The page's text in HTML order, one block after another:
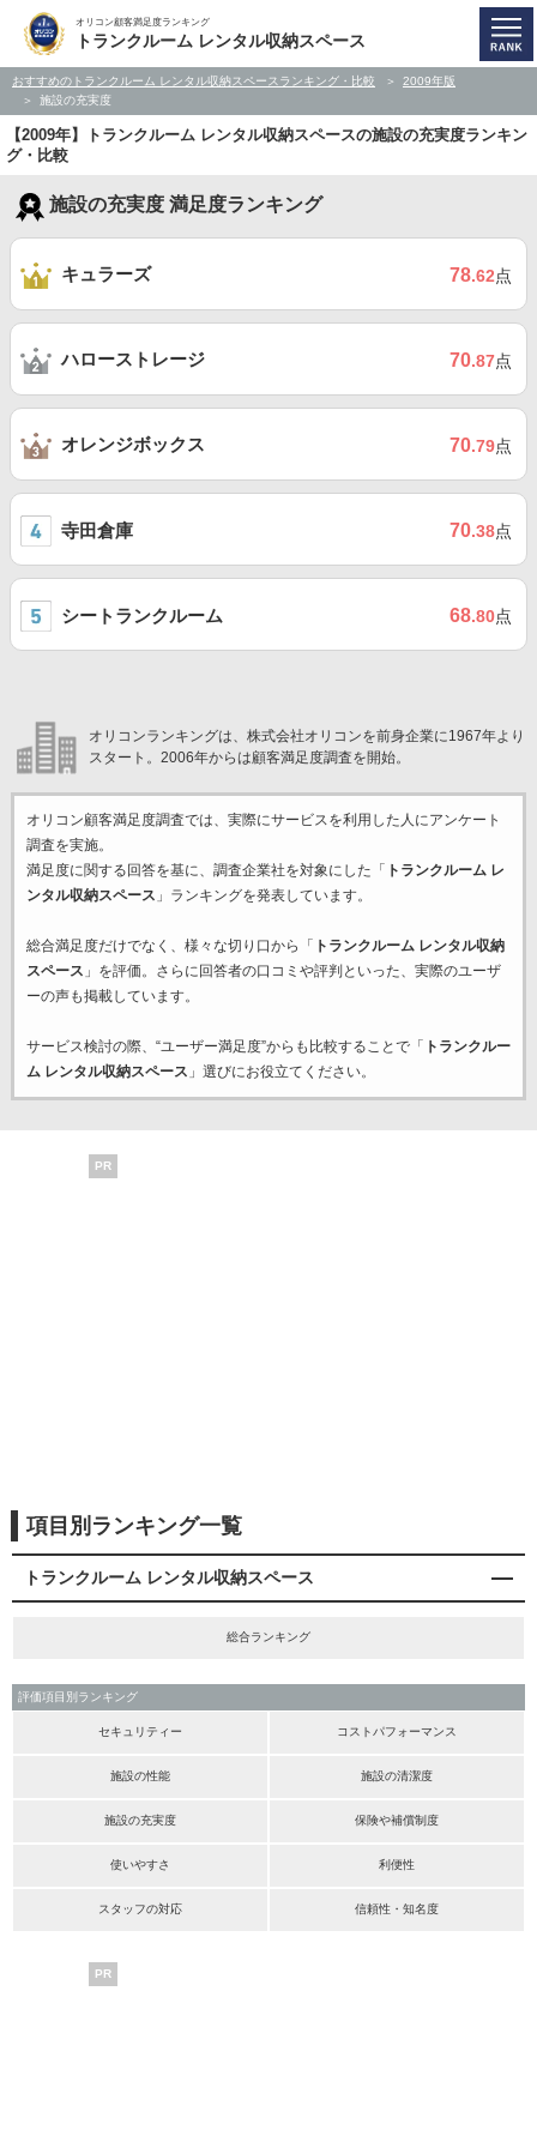
オリコン顧客満足度ランキング
トランクルーム レンタル収納スペース
おすすめのトランクルーム レンタル収納スペースランキング・比較
2009年版
施設の充実度
【2009年】トランクルーム レンタル収納スペースの施設の充実度ランキン
グ・比較
施設の充実度 満足度ランキング
キュラーズ 78.62点
ハローストレージ 70.87点
オレンジボックス 70.79点
寺田倉庫 70.38点
シートランクルーム 68.80点
オリコンランキングは、株式会社オリコンを前身企業に1967年より
スタート。2006年からは顧客満足度調査を開始。
オリコン顧客満足度調査では、実際にサービスを利用した 人にアンケート
調査を実施。
満足度に関する回答を基に、調査企業社を対象にした「
トランクルーム レ
ンタル収納スペース 」ランキングを発表しています。
総合満足度だけでなく、様々な切り口から「
トランクルーム レンタル収納
スペース 」を評価。さらに回答者の口コミや評判といった、実際のユーザ
ーの声も掲載しています。
サービス検討の際、“ユーザー満足度”からも比較することで「
トランクルー
ム レンタル収納スペース 」選びにお役立てください。
PR
項目別ランキング一覧
トランクルーム レンタル収納スペース
総合ランキング
評価項目別ランキング
セキュリティー コストパフォーマンス
施設の性能 施設の清潔度
施設の充実度 保険や補償制度
使いやすさ 利便性
スタッフの対応 信頼性・知名度
PR